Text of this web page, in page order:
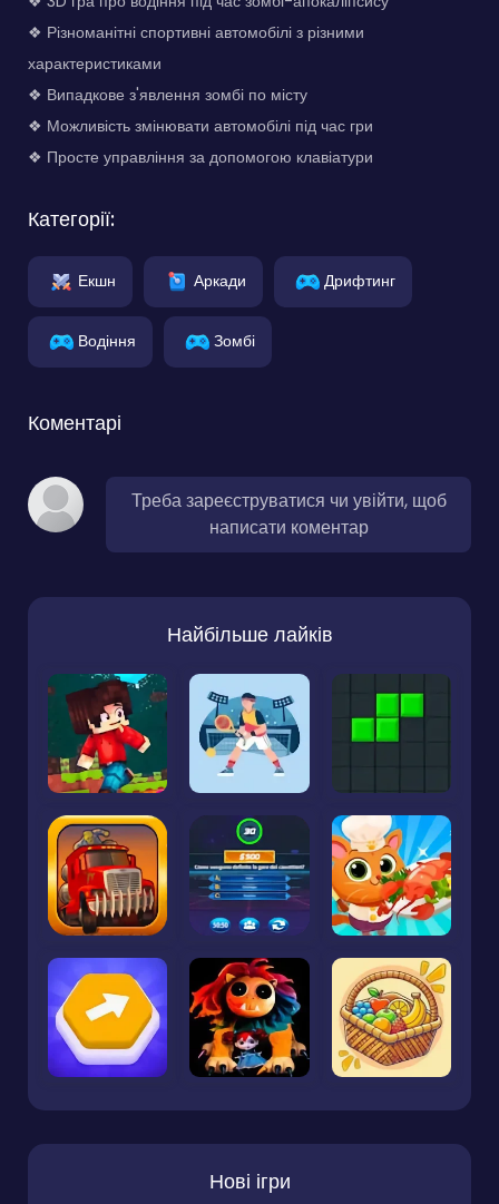
❖ Різноманітні спортивні автомобілі з різними
характеристиками
❖ Випадкове з'явлення зомбі по місту
❖ Можливість змінювати автомобілі під час гри
❖ Просте управління за допомогою клавіатури
Категорії:
Екшн Аркади Дрифтинг
Водіння Зомбі
Коментарі
Треба зареєструватися чи увійти, щоб
написати коментар
Найбільше лайків
Нові ігри